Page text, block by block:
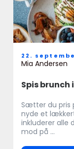
Spis brunch
22.
Mia Andersen
Sætter du pris
nyde et
inkluderer alle
mod på ...